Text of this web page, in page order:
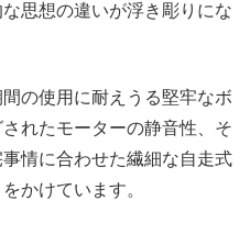
思想の違いが浮き彫りにな
の使用に耐えうる堅牢なボ
れたモーターの静音性、そ
情に合わせた繊細な自走式
かけています。